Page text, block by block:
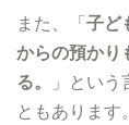
また、「子ど
からの預かり
る。
」という
ともあります